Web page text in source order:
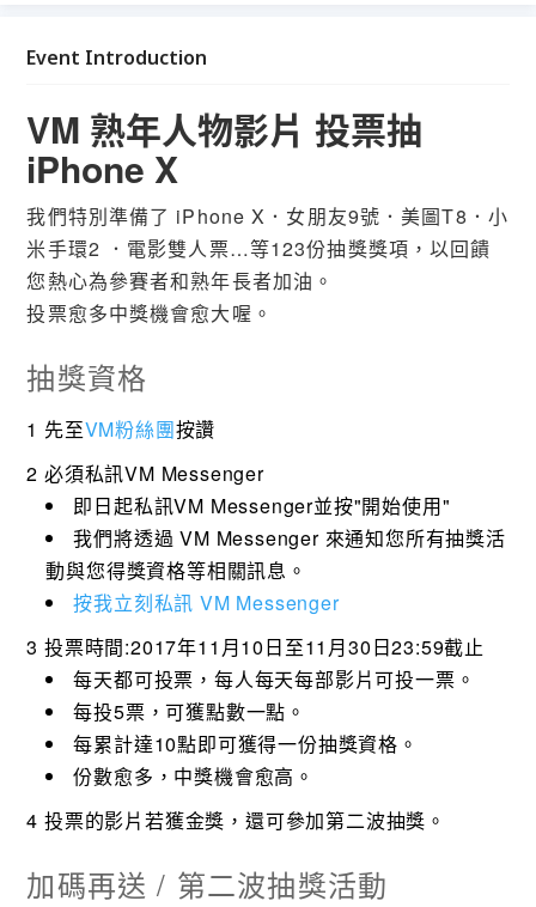
Event Introduction
VM 熟年人物影片 投票抽
iPhone X
我們特別準備了 iPhone X．女朋友9號．美圖T8．小
米手環2 ．電影雙人票…等123份抽獎獎項，以回饋
您熱心為參賽者和熟年長者加油。
投票愈多中獎機會愈大喔。
抽獎資格
1 先至VM粉絲團按讚
2 必須私訊VM Messenger
即日起私訊VM Messenger並按"開始使用"
我們將透過 VM Messenger 來通知您所有抽獎活
動與您得獎資格等相關訊息。
按我立刻私訊 VM Messenger
3 投票時間:2017年11月10日至11月30日23:59截止
每天都可投票，每人每天每部影片可投一票。
每投5票，可獲點數一點。
每累計達10點即可獲得一份抽獎資格。
份數愈多，中獎機會愈高。
4 投票的影片若獲金獎，還可參加第二波抽獎。
加碼再送 / 第二波抽獎活動